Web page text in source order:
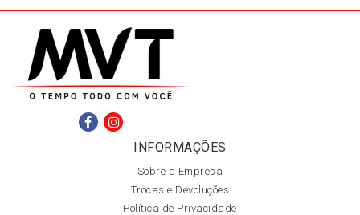
INFORMAÇÕES
Sobre a Empresa
Trocas e Devoluções
Política de Privacidade